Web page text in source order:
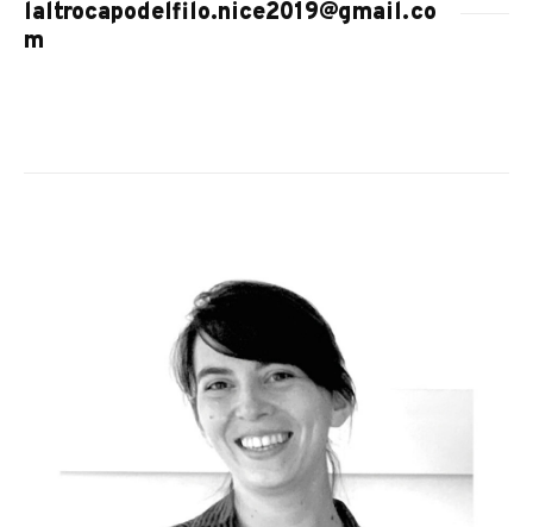
laltrocapodelfilo.nice2019@gmail.co
m